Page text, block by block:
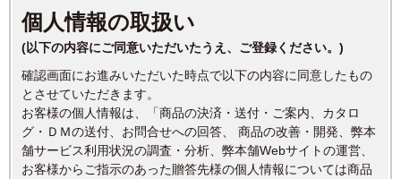
個人情報の取扱い
(以下の内容にご同意いただいたうえ、ご登録ください。)
確認画面にお進みいただいた時点で以下の内容に同意したもの
とさせていただきます。
お客様の個人情報は、「商品の決済・送付・ご案内、カタロ
グ・ＤＭの送付、お問合せへの回答、 商品の改善・開発、弊本
舗サービス利用状況の調査・分析、弊本舗Webサイトの運営、
お客様からご指示のあった贈答先様の個人情報については商品